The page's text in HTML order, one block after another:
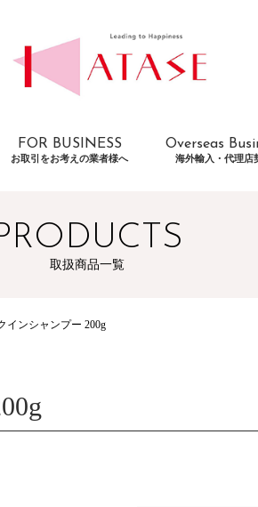
FOR BUSINESS
お取引をお考えの業者様へ
Overseas
海外輸入・代理店
取扱商品一覧
インシャンプー 200g